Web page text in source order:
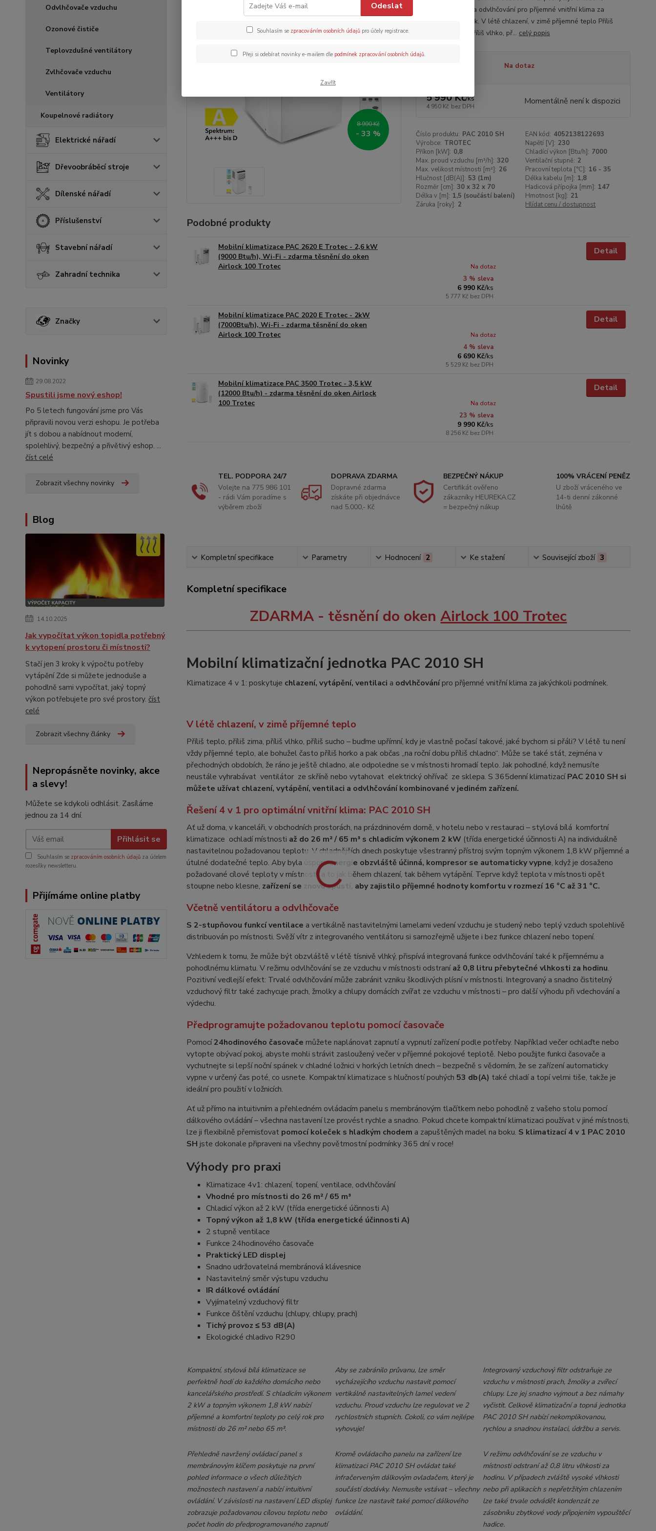
Odvlhčovače vzduchu
Ozonové čističe
Teplovzdušné ventilátory
Zvlhčovače vzduchu
Ventilátory
Koupelnové radiátory
Elektrické nářadí
Dřevoobráběcí stroje
Dílenské nářadí
Příslušenství
Stavební nářadí
Zahradní technika
Značky
Novinky
29.08.2022
Spustili jsme nový eshop!
Po 5 letech fungování jsme pro Vás
připravili novou verzi eshopu. Je potřeba
jít s dobou a nabídnout moderní,
spolehlivý, bezpečný a přivětivý eshop. ...
číst celé
Zobrazit všechny novinky
Blog
14.10.2025
Jak vypočítat výkon topidla potřebný
k vytopení prostoru či místnosti?
Stačí jen 3 kroky k výpočtu potřeby
vytápění Zde si můžete jednoduše a
pohodlně sami vypočítat, jaký topný
výkon potřebujete pro své prostory. číst
celé
Zobrazit všechny články
Nepropásněte novinky, akce
a slevy!
Můžete se kdykoli odhlásit. Zasíláme
jednou za 14 dní.
Přihlásit se
Souhlasím se zpracováním osobních údajů za účelem
rozesílky newsletteru.
Přijímáme online platby
8 990 Kč
- 33 %
vytápění, ventilaci a odvlhčování pro příjemné vnitřní klima za
jakýchkoli podmínek. V létě chlazení, v zimě příjemné teplo Příliš
teplo, příliš zima, příliš vlhko, př... celý popis
Na dotaz
5 990 Kč/ks
4 950 Kč bez DPH Momentálně není k dispozici
Číslo produktu: PAC 2010 SH EAN kód: 4052138122693
Výrobce: TROTEC Napětí [V]: 230
Příkon [kW]: 0,8 Chladící výkon [Btu/h]: 7000
Max. proud vzduchu [m³/h]: 320 Ventilační stupně: 2
Max. velikost místnosti [m²]: 26 Pracovní teplota [°C]: 16 - 35
Hlučnost [dB(A)]: 53 (1m) Délka kabelu [m]: 1,8
Rozměr [cm]: 30 x 32 x 70 Hadicová přípojka [mm]: 147
Délka v [m]: 1,5 (součástí balení) Hmotnost [kg]: 21
Záruka [roky]: 2 Hlídat cenu / dostupnost
Podobné produkty
Mobilní klimatizace PAC 2620 E Trotec - 2,6 kW
(9000 Btu/h), Wi-Fi - zdarma těsnění do oken
Airlock 100 Trotec
3 % sleva
6 990 Kč/ks
5 777 Kč bez DPH
Na dotaz
Detail
Mobilní klimatizace PAC 2020 E Trotec - 2kW
(7000Btu/h), Wi-Fi - zdarma těsnění do oken
Airlock 100 Trotec
4 % sleva
6 690 Kč/ks
5 529 Kč bez DPH
Na dotaz
Detail
Mobilní klimatizace PAC 3500 Trotec - 3,5 kW
(12000 Btu/h) - zdarma těsnění do oken Airlock
100 Trotec
23 % sleva
9 990 Kč/ks
8 256 Kč bez DPH
Na dotaz
Detail
TEL. PODPORA 24/7
Volejte na 775 986 101
- rádi Vám poradíme s
výběrem zboží
DOPRAVA ZDARMA
Dopravné zdarma
získáte při objednávce
nad 5.000,- Kč
BEZPEČNÝ NÁKUP
Certifikát ověřeno
zákazníky HEUREKA.CZ
= bezpečný nákup
100% VRÁCENÍ PENĚZ
U zboží vráceného ve
14-ti denní zákonné
lhůtě
Kompletní specifikace Parametry Hodnocení 2 Ke stažení Související zboží 3
Kompletní specifikace
ZDARMA - těsnění do okenAirlock 100 Trotec
Mobilní klimatizační jednotka PAC 2010 SH
Klimatizace 4 v 1: poskytuje chlazení, vytápění, ventilaci a odvlhčovánípro příjemné vnitřní klima za jakýchkoli podmínek.
V létě chlazení, v zimě příjemné teplo
Příliš teplo, příliš zima, příliš vlhko, příliš sucho – buďme upřímní, kdy je vlastně počasí takové, jaké bychom si přáli? V létě tu není
vždy příjemné teplo, ale bohužel často příliš horko a pak občas „na roční dobu příliš chladno“. Může se také stát, zejména v
přechodných obdobích, že ráno je ještě chladno, ale odpoledne se v místnosti hromadí teplo. Jak pohodlné, když nemusíte
neustále vyhrabávat ventilátor ze skříně nebo vytahovat elektrický ohřívač ze sklepa. S 365denní klimatizacíPAC 2010 SH si
můžete užívat chlazení, vytápění, ventilaci a odvlhčování kombinované v jediném zařízení.
Řešení 4 v 1 pro optimální vnitřní klima: PAC 2010 SH
Ať už doma, v kanceláři, v obchodních prostorách, na prázdninovém domě, v hotelu nebo v restauraci – stylová bílá komfortní
klimatizace ochladí místnosti až do 26 m² / 65 m³ s chladicím výkonem 2 kW(třída energetické účinnosti A) na individuálně
nastavitelnou požadovanou teplotu. V chladnějších dnech poskytuje všestranný přístroj svým topným výkonem 1,8 kW příjemné a
útulné dodatečné teplo. Aby byla úsporaenergie obzvláště účinná, kompresor se automaticky vypne, když je dosaženo
požadované cílové teploty v místnosti, a to jak během chlazení, tak během vytápění. Teprve když teplota v místnosti opět
stoupne nebo klesne, zařízení se znovu spustí, aby zajistilo příjemné hodnoty komfortu v rozmezí 16 °C až 31 °C.
Včetně ventilátoru a odvlhčovače
S 2-stupňovou funkcí ventilace a vertikálně nastavitelnými lamelami vedení vzduchu je studený nebo teplý vzduch spolehlivě
distribuován po místnosti. Svěží vítr z integrovaného ventilátoru si samozřejmě užijete i bez funkce chlazení nebo topení.
Vzhledem k tomu, že může být obzvláště v létě tísnivě vlhký, přispívá integrovaná funkce odvlhčování také k příjemnému a
pohodlnému klimatu. V režimu odvlhčování se ze vzduchu v místnosti odstraníaž 0,8 litru přebytečné vlhkosti za hodinu.
Pozitivní vedlejší efekt: Trvalé odvlhčování může zabránit vzniku škodlivých plísní v místnosti. Integrovaný a snadno čistitelný
vzduchový filtr také zachycuje prach, žmolky a chlupy domácích zvířat ze vzduchu v místnosti – pro další výhodu při vdechování a
výdechu.
Předprogramujte požadovanou teplotu pomocí časovače
Pomocí24hodinového časovače můžete naplánovat zapnutí a vypnutí zařízení podle potřeby. Například večer ochlaďte nebo
vytopte obývací pokoj, abyste mohli strávit zasloužený večer v příjemné pokojové teplotě. Nebo použijte funkci časovače a
vychutnejte si lepší noční spánek v chladné ložnici v horkých letních dnech – bezpečně s vědomím, že se zařízení automaticky
vypne v určený čas poté, co usnete. Kompaktní klimatizace s hlučností pouhých 53 db(A) také chladí a topí velmi tiše, takže je
ideální pro použití v ložnicích.
Ať už přímo na intuitivním a přehledném ovládacím panelu s membránovým tlačítkem nebo pohodlně z vašeho stolu pomocí
dálkového ovládání – všechna nastavení lze provést rychle a snadno. Pokud chcete kompaktní klimatizaci používat v jiné místnosti,
lze ji flexibilně přemisťovat pomocí koleček s hladkým chodem a zapuštěných madel na boku. S klimatizací 4 v 1 PAC 2010
SH jste dokonale připraveni na všechny povětrnostní podmínky 365 dní v roce!
Výhody pro praxi
Klimatizace 4v1: chlazení, topení, ventilace, odvlhčování
Vhodné pro místnosti do 26 m² / 65 m³
Chladicí výkon až 2 kW (třída energetické účinnosti A)
Topný výkon až 1,8 kW (třída energetické účinnosti A)
2 stupně ventilace
Funkce 24hodinového časovače
Praktický LED displej
Snadno udržovatelná membránová klávesnice
Nastavitelný směr výstupu vzduchu
IR dálkové ovládání
Vyjímatelný vzduchový filtr
Funkce čištění vzduchu (chlupy, chlupy, prach)
Tichý provoz ≤ 53 dB(A)
Ekologické chladivo R290
Kompaktní, stylová bílá klimatizace se
perfektně hodí do každého domácího nebo
kancelářského prostředí. S chladicím výkonem
2 kW a topným výkonem 1,8 kW nabízí
příjemné a komfortní teploty po celý rok pro
místnosti do 26 m² nebo 65 m³.
Aby se zabránilo průvanu, lze směr
vycházejícího vzduchu nastavit pomocí
vertikálně nastavitelných lamel vedení
vzduchu. Proud vzduchu lze regulovat ve 2
rychlostních stupních. Cokoli, co vám nejlépe
vyhovuje!
Integrovaný vzduchový filtr odstraňuje ze
vzduchu v místnosti prach, žmolky a zvířecí
chlupy. Lze jej snadno vyjmout a bez námahy
vyčistit. Celkově klimatizační a topná jednotka
PAC 2010 SH nabízí nekomplikovanou,
rychlou a snadnou instalaci, údržbu a servis.
Přehledně navržený ovládací panel s
membránovým klíčem poskytuje na první
pohled informace o všech důležitých
možnostech nastavení a nabízí intuitivní
ovládání. V závislosti na nastavení LED displej
zobrazuje požadovanou cílovou teplotu nebo
počet hodin do předprogramovaného zapnutí
Kromě ovládacího panelu na zařízení lze
klimatizaci PAC 2010 SH ovládat také
infračerveným dálkovým ovladačem, který je
součástí dodávky. Nemusíte vstávat – všechny
funkce lze nastavit také pomocí dálkového
ovládání.
V režimu odvlhčování se ze vzduchu v
místnosti odstraní až 0,8 litru vlhkosti za
hodinu. V případech zvláště vysoké vlhkosti
nebo při aplikacích s nepřetržitým chlazením
lze také trvale odvádět kondenzát ze
zásobníku zbytkové vody připojením vypouštěcí
hadice.
Odeslat
Souhlasím se zpracováním osobních údajů pro účely registrace.
Přeji si odebírat novinky e-mailem dle podmínek zpracování osobních údajů.
Zavřít